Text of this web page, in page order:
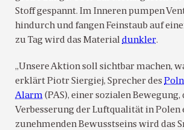
Stoff gespannt. Im Inneren pumpen
hindurch und fangen Feinstaub auf
zu Tag wird das Materialdunkler.
„Unsere Aktion soll sichtbar machen,
erklärt Piotr Siergiej, Sprecher des
Alarm(PAS), einer sozialen
Verbesserung der Luftqualität in Polen
zunehmenden Bewusstseins wird das